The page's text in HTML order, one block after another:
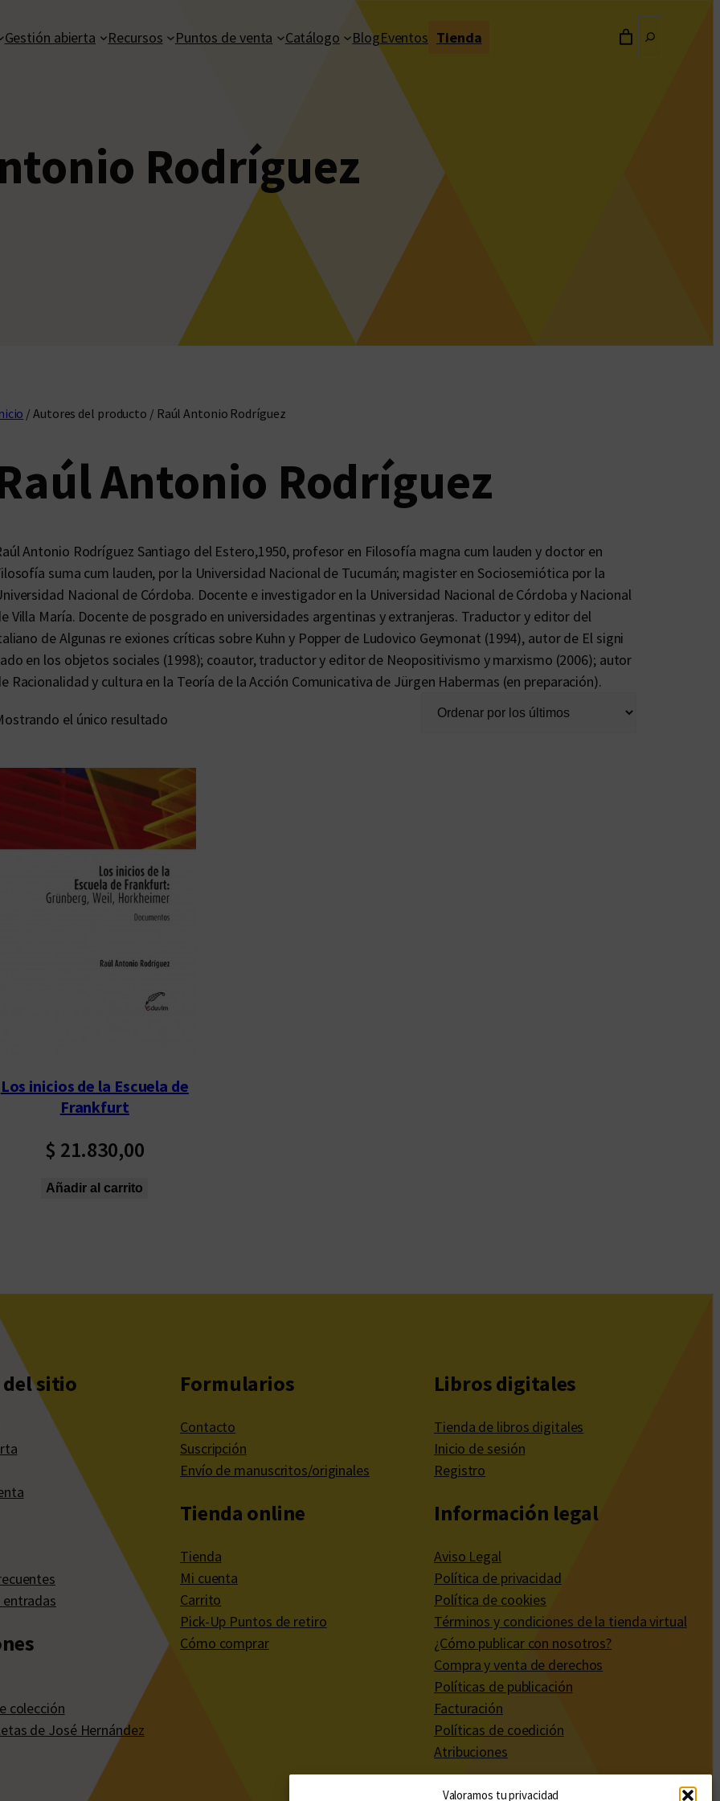
Valoramos tu privacidad
Gestión abierta Recursos Puntos de venta Catálogo BlogEventos Tienda
Rodríguez
/ Autores del producto / Raúl Antonio Rodríguez
Antonio Rodríguez
Antonio Rodríguez Santiago del Estero,1950, profesor en Filosofía magna cum lauden y doctor en
suma cum lauden, por la Universidad Nacional de Tucumán; magister en Sociosemiótica por la
Nacional de Córdoba. Docente e investigador en la Universidad Nacional de Córdoba y Nacional
Villa María. Docente de posgrado en universidades argentinas y extranjeras. Traductor y editor del
de Algunas re exiones críticas sobre Kuhn y Popper de Ludovico Geymonat (1994), autor de El signi
en los objetos sociales (1998); coautor, traductor y editor de Neopositivismo y marxismo (2006); autor
Racionalidad y cultura en la Teoría de la Acción Comunicativa de Jürgen Habermas (en preparación).
el único resultado
Los inicios de la Escuela de
Frankfurt
$ 21.830,00
Añadir al carrito
del sitio
entradas
colección
de José Hernández
Formularios
Contacto
Suscripción
Envío de manuscritos/originales
Tienda online
Tienda
Mi cuenta
Carrito
Pick-Up Puntos de retiro
Cómo comprar
Libros digitales
Tienda de libros digitales
Inicio de sesión
Registro
Información legal
Aviso Legal
Política de privacidad
Política de cookies
Términos y condiciones de la tienda virtual
¿Cómo publicar con nosotros?
Compra y venta de derechos
Políticas de publicación
Facturación
Políticas de coedición
Atribuciones